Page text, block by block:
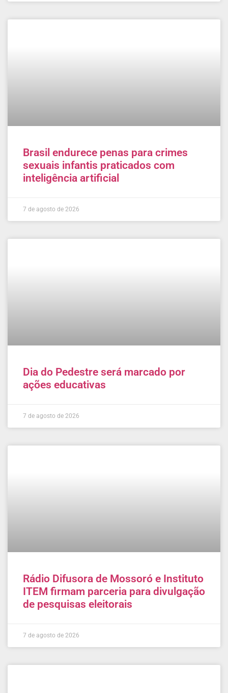
Brasil endurece penas para crimes
sexuais infantis praticados com
inteligência artificial
7 de agosto de 2026
Dia do Pedestre será marcado por
ações educativas
7 de agosto de 2026
Rádio Difusora de Mossoró e Instituto
ITEM firmam parceria para divulgação
de pesquisas eleitorais
7 de agosto de 2026